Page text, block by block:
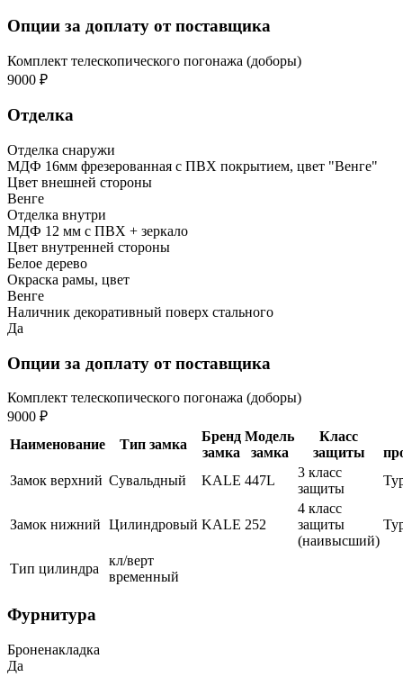
Опции за доплату от поставщика
Комплект телескопического погонажа (доборы)
9000 ₽
Отделка
Отделка снаружи
МДФ 16мм фрезерованная с ПВХ покрытием, цвет "Венге"
Цвет внешней стороны
Венге
Отделка внутри
МДФ 12 мм с ПВХ + зеркало
Цвет внутренней стороны
Белое дерево
Окраска рамы, цвет
Венге
Наличник декоративный поверх стального
Да
Опции за доплату от поставщика
Комплект телескопического погонажа (доборы)
9000 ₽
Наименование
Тип замка
Бренд
замка
Модель
замка
Класс
защиты
Замок верхний Сувальдный KALE 447L
3 класс
защиты
Замок нижний Цилиндровый KALE 252
4 класс
защиты
(наивысший)
Тип цилиндра
кл/верт
временный
Фурнитура
Броненакладка
Да